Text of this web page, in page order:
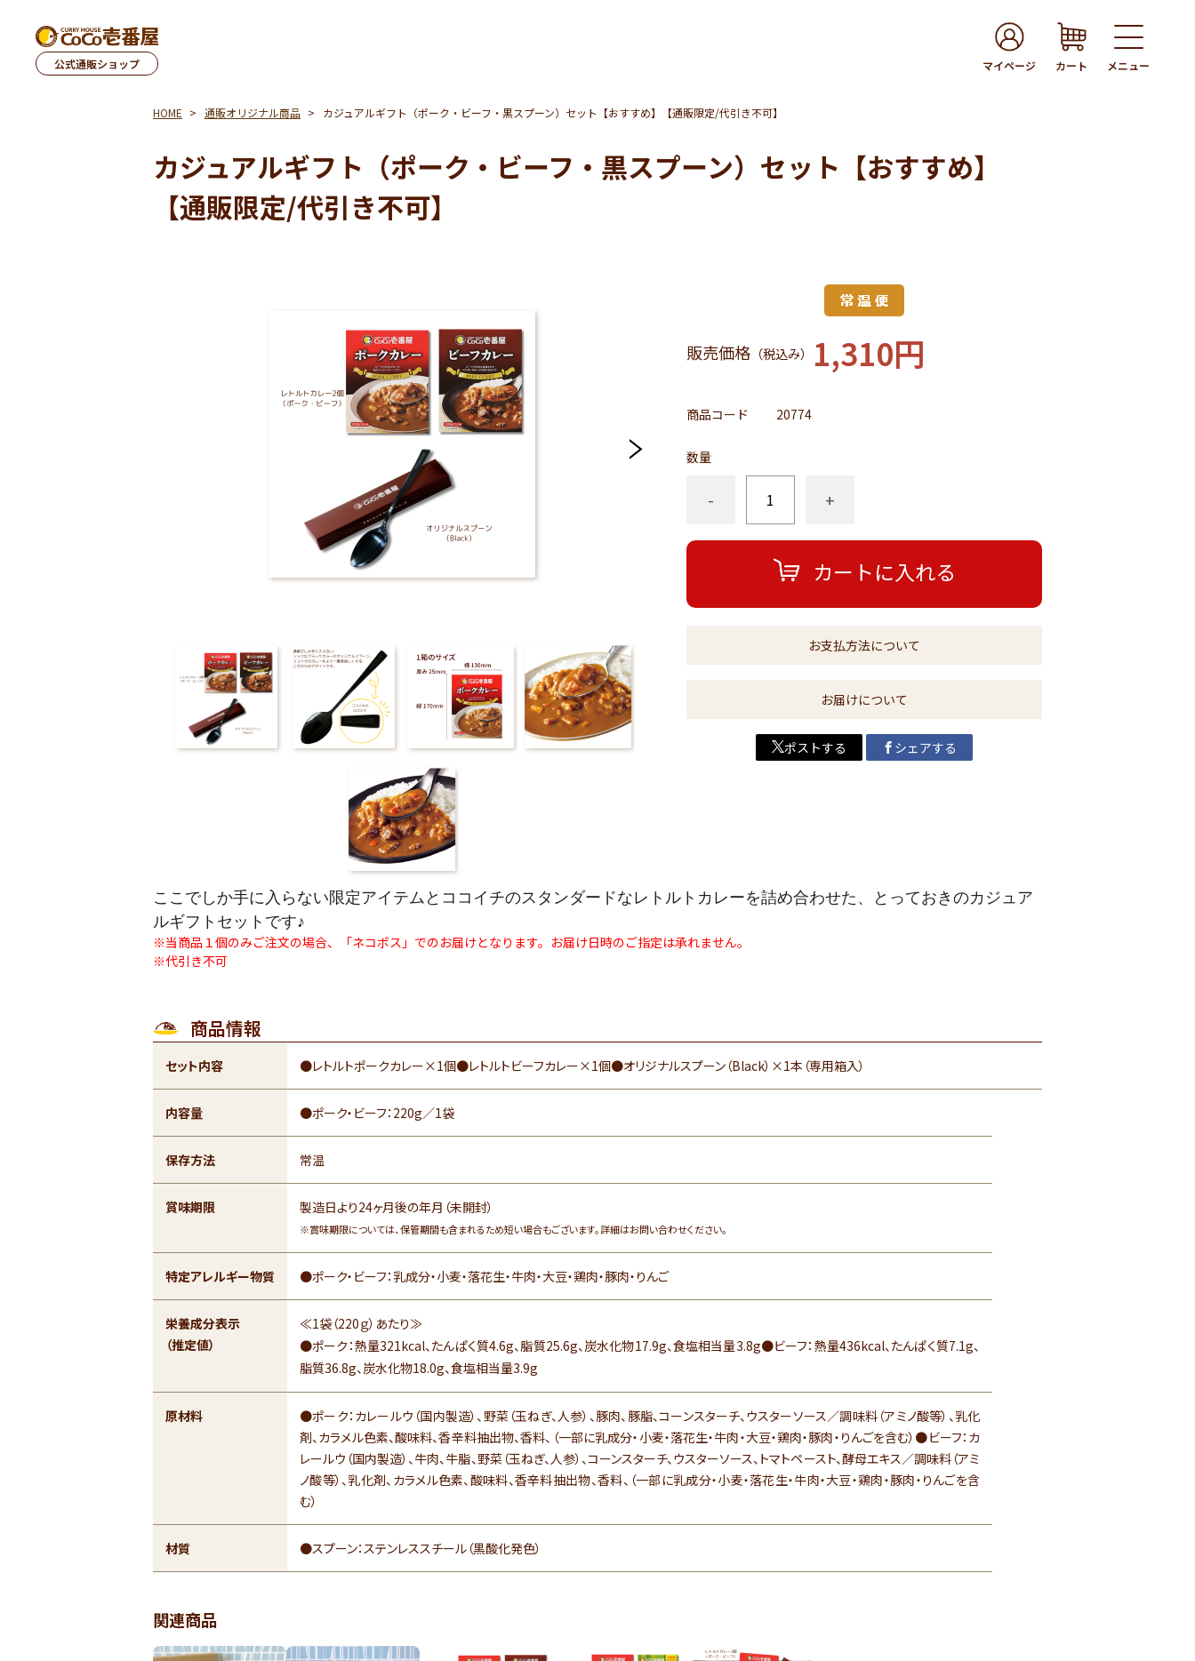
公式通販ショップ マイページ カート メニュー
HOME 通販オリジナル商品 カジュアルギフト（ポーク・ビーフ・黒スプーン）セット【おすすめ】【通販限定/代引き不可】
カジュアルギフト（ポーク・ビーフ・黒スプーン）セット【おすすめ】
【通販限定/代引き不可】
販売価格 （税込み） 1,310円
商品コード 20774
数量
- +
カートに入れる
お支払方法について
お届けについて
ポストする シェアする
ここでしか手に入らない限定アイテムとココイチのスタンダードなレトルトカレーを詰め合わせた、とっておきのカジュア
ルギフトセットです♪
※当商品１個のみご注文の場合、「ネコポス」でのお届けとなります。お届け日時のご指定は承れません。
※代引き不可
商品情報
セット内容 ●レトルトポークカレー×1個●レトルトビーフカレー×1個●オリジナルスプーン（Black）×1本（専用箱入）
内容量 ●ポーク・ビーフ：220g／1袋
保存方法 常温
賞味期限 製造日より24ヶ月後の年月（未開封）
※賞味期限については、保管期間も含まれるため短い場合もございます。詳細はお問い合わせください。
特定アレルギー物質 ●ポーク・ビーフ：乳成分・小麦・落花生・牛肉・大豆・鶏肉・豚肉・りんご
栄養成分表示
（推定値）
≪1袋（220ｇ）あたり≫
●ポーク：熱量321kcal、たんぱく質4.6g、脂質25.6g、炭水化物17.9g、食塩相当量3.8g●ビーフ：熱量436kcal、たんぱく質7.1g、
脂質36.8g、炭水化物18.0g、食塩相当量3.9g
原材料
●ポーク：カレールウ（国内製造）、野菜（玉ねぎ、人参）、豚肉、豚脂、コーンスターチ、ウスターソース／調味料（アミノ酸等）、乳化
剤、カラメル色素、酸味料、香辛料抽出物、香料、（一部に乳成分・小麦・落花生・牛肉・大豆・鶏肉・豚肉・りんごを含む）●ビーフ：カ
レールウ（国内製造）、牛肉、牛脂、野菜（玉ねぎ、人参）、コーンスターチ、ウスターソース、トマトペースト、酵母エキス／調味料（アミ
ノ酸等）、乳化剤、カラメル色素、酸味料、香辛料抽出物、香料、（一部に乳成分・小麦・落花生・牛肉・大豆・鶏肉・豚肉・りんごを含
む）
材質 ●スプーン：ステンレススチール（黒酸化発色）
関連商品